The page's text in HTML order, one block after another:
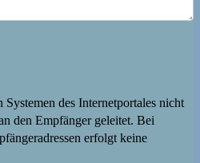
des Internetportales nicht
den Empfänger geleitet. Bei
erfolgt keine